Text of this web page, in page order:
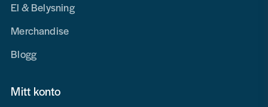
El & Belysning
Merchandise
Blogg
Mitt konto